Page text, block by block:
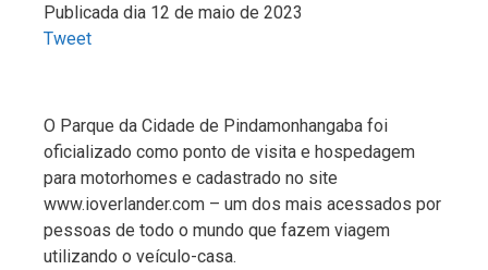
Publicada dia 12 de maio de 2023
Tweet
O Parque da Cidade de Pindamonhangaba foi
oficializado como ponto de visita e hospedagem
para motorhomes e cadastrado no site
www.ioverlander.com – um dos mais acessados por
pessoas de todo o mundo que fazem viagem
utilizando o veículo-casa.